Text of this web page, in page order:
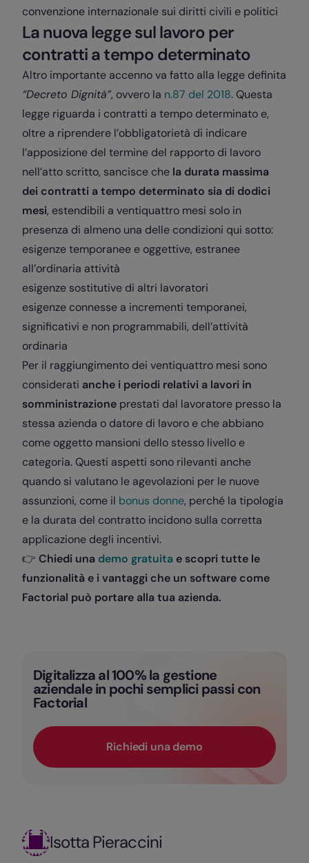
convenzione internazionale sui diritti civili e politici
La nuova legge sul lavoro per
contratti a tempo determinato
Altro importante accenno va fatto alla legge definita
“Decreto Dignità”, ovvero la n.87 del 2018. Questa
legge riguarda i contratti a tempo determinato e,
oltre a riprendere l’obbligatorietà di indicare
l’apposizione del termine del rapporto di lavoro
nell’atto scritto, sancisce che la durata massima
dei contratti a tempo determinato sia di dodici
mesi, estendibili a ventiquattro mesi solo in
presenza di almeno una delle condizioni qui sotto:
esigenze temporanee e oggettive, estranee
all’ordinaria attività
esigenze sostitutive di altri lavoratori
esigenze connesse a incrementi temporanei,
significativi e non programmabili, dell’attività
ordinaria
Per il raggiungimento dei ventiquattro mesi sono
considerati anche i periodi relativi a lavori in
somministrazione prestati dal lavoratore presso la
stessa azienda o datore di lavoro e che abbiano
come oggetto mansioni dello stesso livello e
categoria. Questi aspetti sono rilevanti anche
quando si valutano le agevolazioni per le nuove
assunzioni, come il bonus donne, perché la tipologia
e la durata del contratto incidono sulla corretta
applicazione degli incentivi.
👉 Chiedi una demo gratuita e scopri tutte le
funzionalità e i vantaggi che un software come
Factorial può portare alla tua azienda.
Digitalizza al 100% la gestione
aziendale in pochi semplici passi con
Factorial
Richiedi una demo
Isotta Pieraccini